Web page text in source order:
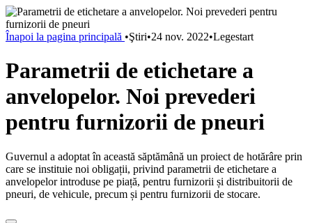
Înapoi la pagina principală •Ştiri•24 nov. 2022•Legestart
Parametrii de etichetare a
anvelopelor. Noi prevederi
pentru furnizorii de pneuri
Guvernul a adoptat în această săptămână un proiect de hotărâre prin
care se instituie noi obligații, privind parametrii de etichetare a
anvelopelor introduse pe piață, pentru furnizorii și distribuitorii de
pneuri, de vehicule, precum și pentru furnizorii de stocare.